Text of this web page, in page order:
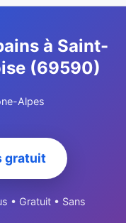
à Saint-
(69590)
Alpes
gratuit
• Gratuit • Sans